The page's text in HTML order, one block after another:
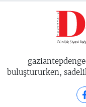
buluştururken,